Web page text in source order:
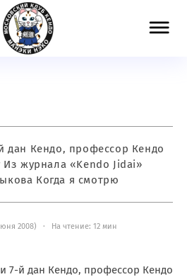
дан Кендо, профессор Кендо
журнала «Kendo Jidai»
Когда я смотрю
2008) · На чтение: 12 мин
7-й дан Кендо, профессор Кендо